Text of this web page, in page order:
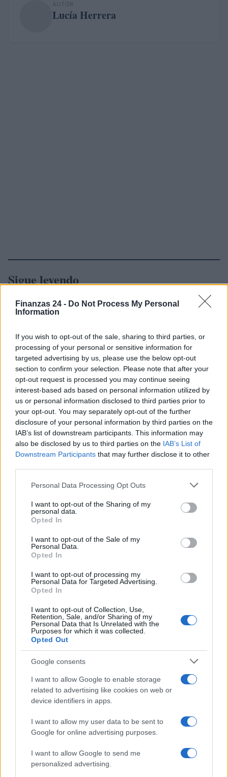
Finanzas 24 - Do Not Process My Personal
Information
If you wish to opt-out of the sale, sharing to third parties, or
processing of your personal or sensitive information for
targeted advertising by us, please use the below opt-out
section to confirm your selection. Please note that after your
opt-out request is processed you may continue seeing
interest-based ads based on personal information utilized by
us or personal information disclosed to third parties prior to
your opt-out. You may separately opt-out of the further
disclosure of your personal information by third parties on the
IAB’s list of downstream participants. This information may
also be disclosed by us to third parties on the IAB’s List of
Downstream Participants that may further disclose it to other
Please note that this website/app uses one or more Google
not limited to your visit or usage behaviour. You may click to
grant or deny consent to Google and its third-party tags to
use your data for below specified purposes in below Google
consent section.
Personal Data Processing Opt Outs
I want to opt-out of the Sharing of my
personal data.
Opted In
I want to opt-out of the Sale of my
Personal Data.
Opted In
I want to opt-out of processing my
Personal Data for Targeted Advertising.
Opted In
I want to opt-out of Collection, Use,
Retention, Sale, and/or Sharing of my
Personal Data that Is Unrelated with the
Purposes for which it was collected.
Opted Out
Google consents
I want to allow Google to enable storage
related to advertising like cookies on web or
device identifiers in apps.
I want to allow my user data to be sent to
Google for online advertising purposes.
I want to allow Google to send me
personalized advertising.
AUTOR
Lucía Herrera
Sigue leyendo
CRIPTOMONEDAS
Hackers de Corea del Norte comprometen a OPPO y Coinbase
en una campaña global de robo de criptomonedas
Diego Martín · 8 Ago 2026
Cómo Bitcoin y la IA están transformando la economía global
Diego Martín · 7 Ago 2026
CRIPTOMONEDAS